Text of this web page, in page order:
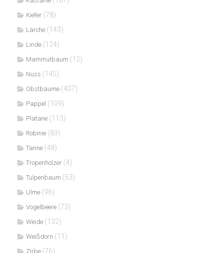
Kiefer (78)
Lärche (143)
Linde (124)
Mammutbaum (12)
Nuss (145)
Obstbäume (407)
Pappel (109)
Platane (113)
Robinie (83)
Tanne (48)
Tropenhölzer (4)
Tulpenbaum (53)
Ulme (96)
Vogelbeere (73)
Weide (132)
Weißdorn (11)
Zirbe (76)